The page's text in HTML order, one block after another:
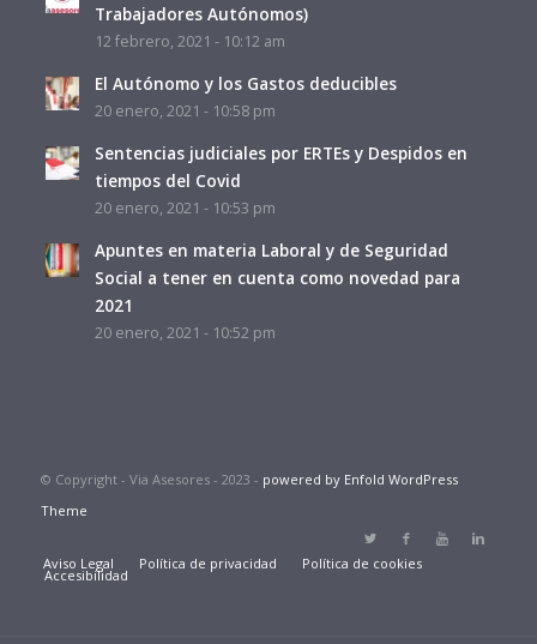
Trabajadores Autónomos)
12 febrero, 2021 - 10:12 am
El Autónomo y los Gastos deducibles
20 enero, 2021 - 10:58 pm
Sentencias judiciales por ERTEs y Despidos en
tiempos del Covid
20 enero, 2021 - 10:53 pm
Apuntes en materia Laboral y de Seguridad
Social a tener en cuenta como novedad para
2021
20 enero, 2021 - 10:52 pm
© Copyright - Via Asesores - 2023 - powered by Enfold WordPress
Theme
Aviso Legal Política de privacidad Política de cookies
Accesibilidad